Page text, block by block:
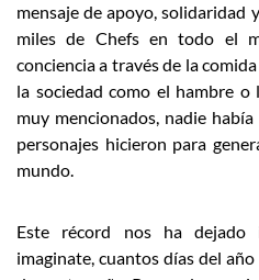
mensaje de apoyo, solidaridad
miles de Chefs en todo el
conciencia a través de la
la sociedad como el hambre
muy mencionados, nadie
personajes hicieron para
mundo.
Este récord nos ha dejado
imaginate, cuantos días del